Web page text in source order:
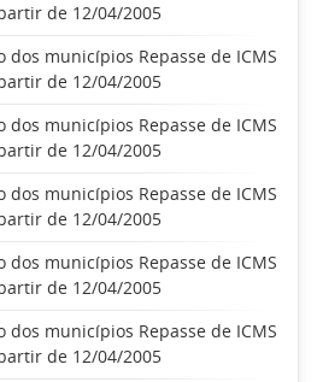
de 12/04/2005
municípios Repasse de ICMS
de 12/04/2005
municípios Repasse de ICMS
de 12/04/2005
municípios Repasse de ICMS
de 12/04/2005
municípios Repasse de ICMS
de 12/04/2005
municípios Repasse de ICMS
de 12/04/2005